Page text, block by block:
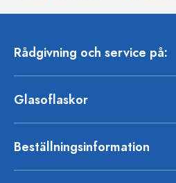
Rådgivning och service på:
Glasoflaskor
Beställningsinformation